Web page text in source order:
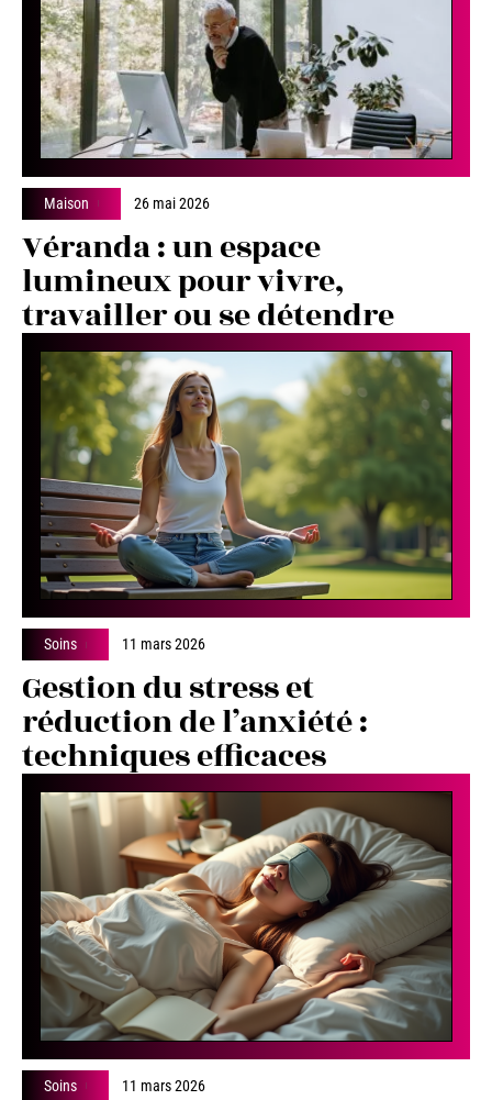
Maison 26 mai 2026
Véranda : un espace
lumineux pour vivre,
travailler ou se détendre
Soins 11 mars 2026
Gestion du stress et
réduction de l’anxiété :
techniques efficaces
Soins 11 mars 2026